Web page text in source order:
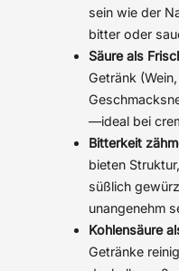
sein wie der
bitter oder
Säure als
Getränk
—ideal bei
Bitterkeit
bieten
süßlich
unangenehm
Kohlensäure
Getränke